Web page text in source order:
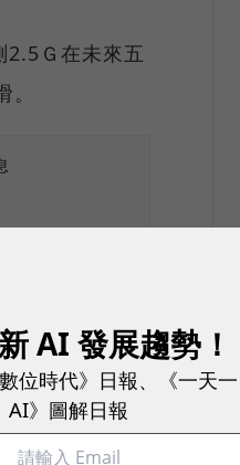
2.5Ｇ在未來五
日本除外）和
美國的總量
AI 發展趨勢！
位時代》日報、《一天一
AI》圖解日報